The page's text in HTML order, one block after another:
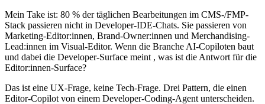
Mein Take ist: 80 % der täglichen Bearbeitungen im CMS-/FMP-
Stack passieren nicht in Developer-IDE-Chats. Sie passieren von
Marketing-Editor:innen, Brand-Owner:innen und Merchandising-
Lead:innen im Visual-Editor. Wenn die Branche AI-Copiloten baut
und dabei die Developer-Surface meint , was ist die Antwort für die
Editor:innen-Surface?
Das ist eine UX-Frage, keine Tech-Frage. Drei Pattern, die einen
Editor-Copilot von einem Developer-Coding-Agent unterscheiden.